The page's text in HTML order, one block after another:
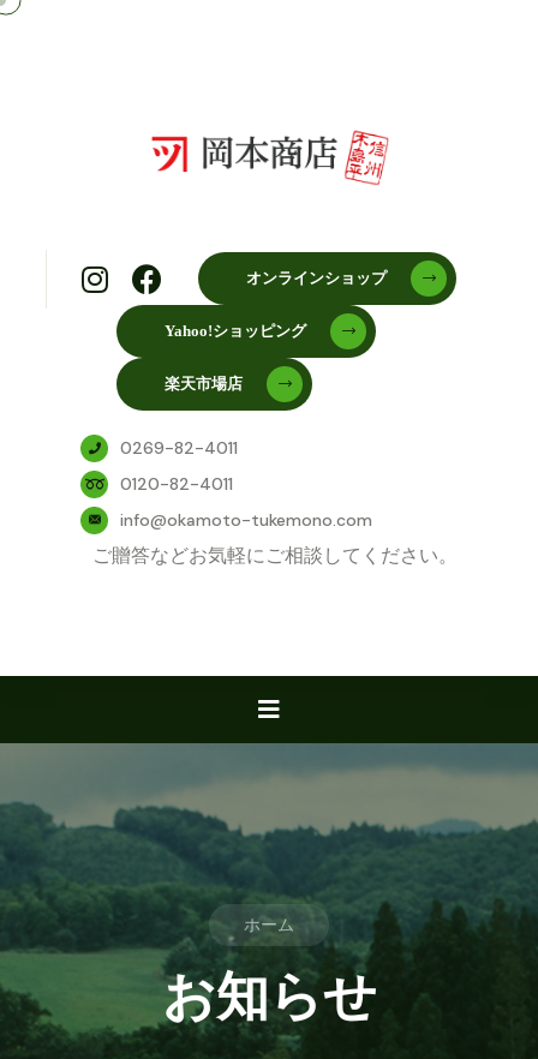
オンラインショップ
Yahoo!ショッピング
楽天市場店
0269-82-4011
0120-82-4011
info@okamoto-tukemono.com
ご贈答などお気軽にご相談してください。
ホーム
お知らせ